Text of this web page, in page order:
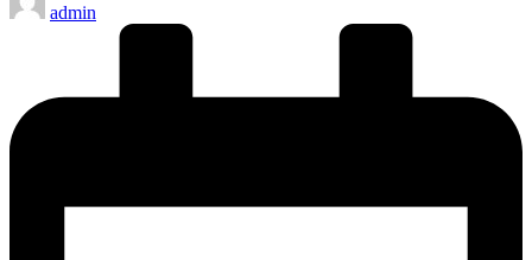
by
admin